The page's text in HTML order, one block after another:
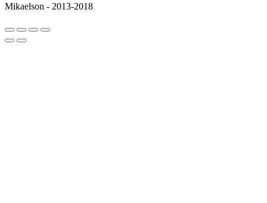
Mikaelson - 2013-2018